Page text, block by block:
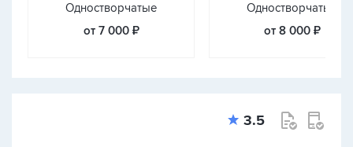
Одностворчатые
от 7 000 ₽
Одностворчатые
от 8 000 ₽
3.5